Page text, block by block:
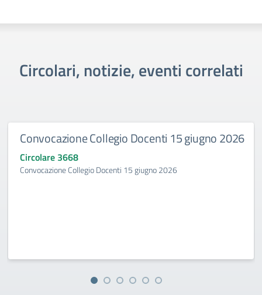
Circolari, notizie, eventi correlati
Convocazione Collegio Docenti 15 giugno 2026
Circolare 3668
Convocazione Collegio Docenti 15 giugno 2026